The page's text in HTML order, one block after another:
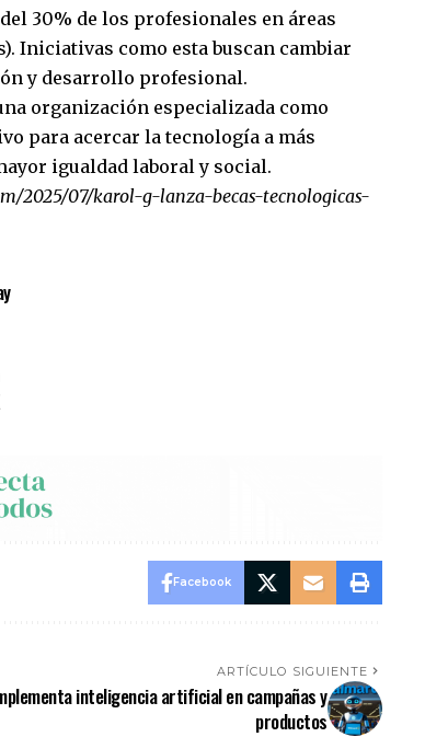
30% de los profesionales en áreas
Iniciativas como esta buscan cambiar
y desarrollo profesional.
organización especializada como
para acercar la tecnología a más
igualdad laboral y social.
2025/07/karol-g-lanza-becas-tecnologicas-
Facebook
ARTÍCULO SIGUIENTE
inteligencia artificial en campañas y
productos